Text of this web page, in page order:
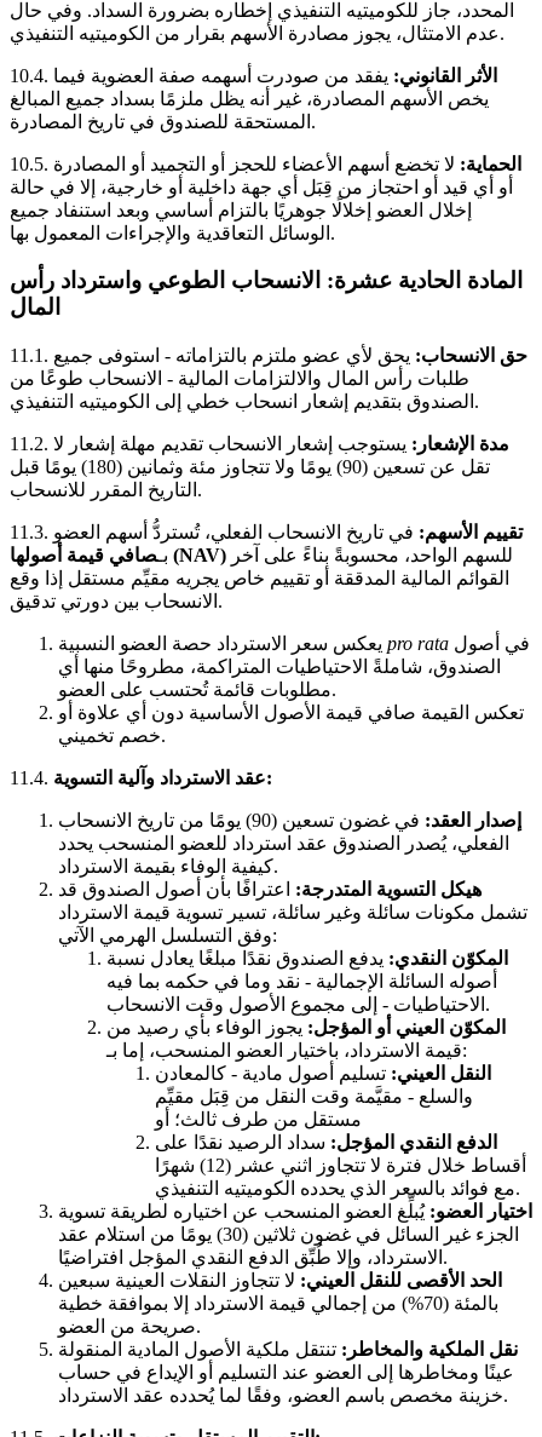
المحدد، جاز للكوميتيه التنفيذي إخطاره بضرورة السداد. وفي حال
عدم الامتثال، يجوز مصادرة الأسهم بقرار من الكوميتيه التنفيذي.
10.4. الأثر القانوني: يفقد من صودرت أسهمه صفة العضوية فيما
يخص الأسهم المصادرة، غير أنه يظل ملزمًا بسداد جميع المبالغ
المستحقة للصندوق في تاريخ المصادرة.
10.5. الحماية: لا تخضع أسهم الأعضاء للحجز أو التجميد أو المصادرة
أو أي قيد أو احتجاز من قِبَل أي جهة داخلية أو خارجية، إلا في حالة
إخلال العضو إخلالًا جوهريًا بالتزام أساسي وبعد استنفاد جميع
الوسائل التعاقدية والإجراءات المعمول بها.
المادة الحادية عشرة: الانسحاب الطوعي واسترداد رأس
المال
11.1. حق الانسحاب: يحق لأي عضو ملتزم بالتزاماته - استوفى جميع
طلبات رأس المال والالتزامات المالية - الانسحاب طوعًا من
الصندوق بتقديم إشعار انسحاب خطي إلى الكوميتيه التنفيذي.
11.2. مدة الإشعار: يستوجب إشعار الانسحاب تقديم مهلة إشعار لا
تقل عن تسعين (90) يومًا ولا تتجاوز مئة وثمانين (180) يومًا قبل
التاريخ المقرر للانسحاب.
11.3. تقييم الأسهم: في تاريخ الانسحاب الفعلي، تُستردُّ أسهم العضو
بـ صافي قيمة أصولها (NAV)
القوائم المالية المدققة أو تقييم خاص يجريه مقيِّم مستقل إذا وقع
الانسحاب بين دورتي تدقيق.
pro rata
الصندوق، شاملةً الاحتياطيات المتراكمة، مطروحًا منها أي
مطلوبات قائمة تُحتسب على العضو.
تعكس القيمة صافي قيمة الأصول الأساسية دون أي علاوة أو
خصم تخميني.
11.4. عقد الاسترداد وآلية التسوية:
إصدار العقد:
في غضون تسعين (90) يومًا من تاريخ الانسحاب
الفعلي، يُصدر الصندوق عقد استرداد للعضو المنسحب يحدد
كيفية الوفاء بقيمة الاسترداد.
هيكل التسوية المتدرجة: اعترافًا بأن أصول الصندوق قد
تشمل مكونات سائلة وغير سائلة، تسير تسوية قيمة الاسترداد
وفق التسلسل الهرمي الآتي:
المكوّن النقدي: يدفع الصندوق نقدًا مبلغًا يعادل نسبة
أصوله السائلة الإجمالية - نقد وما في حكمه بما فيه
الاحتياطيات - إلى مجموع الأصول وقت الانسحاب.
المكوّن العيني أو المؤجل: يجوز الوفاء بأي رصيد من
قيمة الاسترداد، باختيار العضو المنسحب، إما بـ:
النقل العيني: تسليم أصول مادية - كالمعادن
والسلع - مقيَّمة وقت النقل من قِبَل مقيِّم
مستقل من طرف ثالث؛ أو
الدفع النقدي المؤجل: سداد الرصيد نقدًا على
أقساط خلال فترة لا تتجاوز اثني عشر (12) شهرًا
مع فوائد بالسعر الذي يحدده الكوميتيه التنفيذي.
اختيار العضو: يُبلِّغ العضو المنسحب عن اختياره لطريقة تسوية
الجزء غير السائل في غضون ثلاثين (30) يومًا من استلام عقد
الاسترداد، وإلا طُبِّق الدفع النقدي المؤجل افتراضيًا.
الحد الأقصى للنقل العيني: لا تتجاوز النقلات العينية سبعين
بالمئة (70%) من إجمالي قيمة الاسترداد إلا بموافقة خطية
صريحة من العضو.
نقل الملكية والمخاطر: تنتقل ملكية الأصول المادية المنقولة
عينًا ومخاطرها إلى العضو عند التسليم أو الإيداع في حساب
خزينة مخصص باسم العضو، وفقًا لما يُحدده عقد الاسترداد.